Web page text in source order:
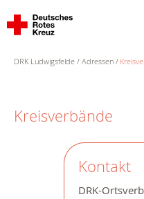
DRK Ludwigsfelde Adressen
Kreisverbände
Kontakt
DRK-